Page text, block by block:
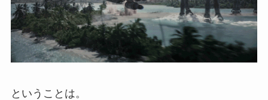
ということは。